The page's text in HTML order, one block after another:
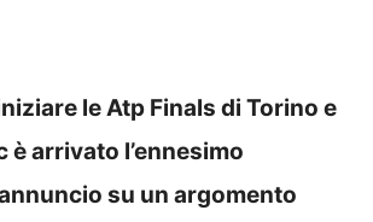
le Atp Finals di Torino e
è arrivato l’ennesimo
su un argomento